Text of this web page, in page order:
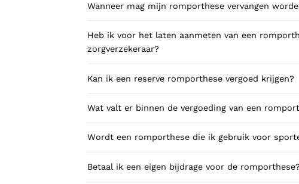
Wanneer mag mijn romporthese vervangen
Heb ik voor het laten aanmeten van een
zorgverzekeraar?
Kan ik een reserve romporthese vergoed krijgen?
Wat valt er binnen de vergoeding van een
Wordt een romporthese die ik gebruik voor
Betaal ik een eigen bijdrage voor de romporthese?